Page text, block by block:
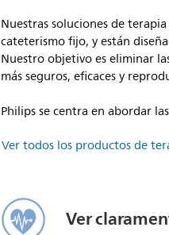
Nuestras soluciones de
cateterismo fijo, y están
Nuestro objetivo es eliminar
más seguros, eficaces y
Philips se centra en abordar
Ver todos los productos de
Ver